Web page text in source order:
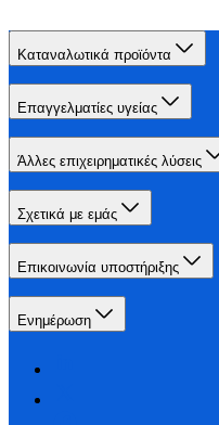
Καταναλωτικά προϊόντα
Επαγγελματίες υγείας
Άλλες επιχειρηματικές λύσεις
Σχετικά με εμάς
Επικοινωνία υποστήριξης
Ενημέρωση